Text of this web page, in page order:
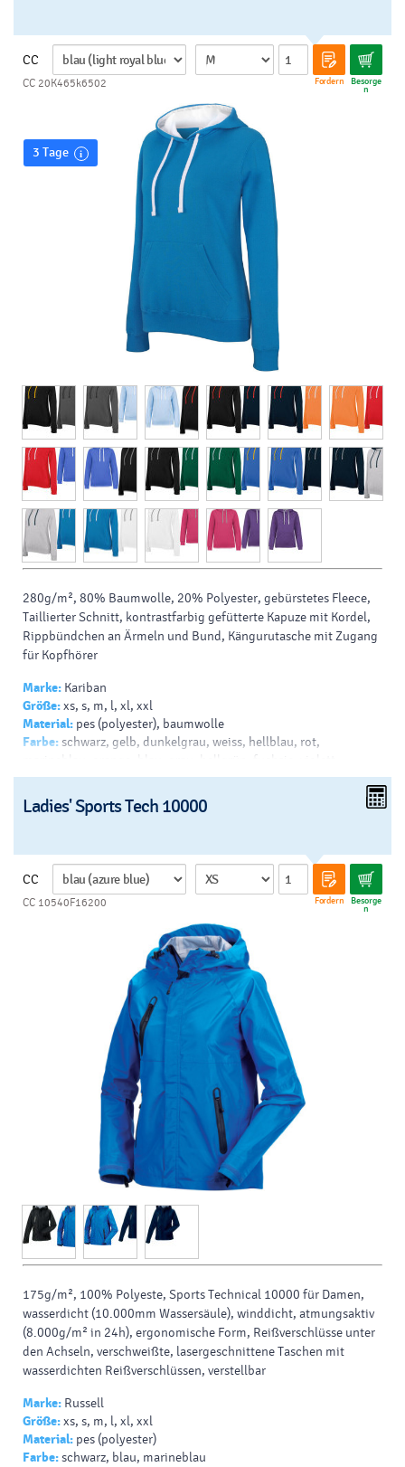
CC
Fordern Besorge
n
CC 20K465k6502
3 Tage
280g/m², 80% Baumwolle, 20% Polyester, gebürstetes Fleece,
Taillierter Schnitt, kontrastfarbig gefütterte Kapuze mit Kordel,
Rippbündchen an Ärmeln und Bund, Kängurutasche mit Zugang
für Kopfhörer
Marke: Kariban
Größe:xs, s, m, l, xl, xxl
Material: pes (polyester), baumwolle
Farbe: schwarz, gelb, dunkelgrau, weiss, hellblau, rot,
marineblau, orange, blau, grau, hellgrün, fuchsie, violett
Drück:transferdruck - v, siebdruck auf t-shirts - v, siebdruck -
helles t-shirt - b, siebdruck - dunkles t-shirt - b
Ladies' Sports Tech 10000
CC
Fordern Besorge
n
CC 10540F16200
175g/m², 100% Polyeste, Sports Technical 10000 für Damen,
wasserdicht (10.000mm Wassersäule), winddicht, atmungsaktiv
(8.000g/m² in 24h), ergonomische Form, Reißverschlüsse unter
den Achseln, verschweißte, lasergeschnittene Taschen mit
wasserdichten Reißverschlüssen, verstellbar
Marke: Russell
Größe:xs, s, m, l, xl, xxl
Material: pes (polyester)
Farbe:schwarz, blau, marineblau